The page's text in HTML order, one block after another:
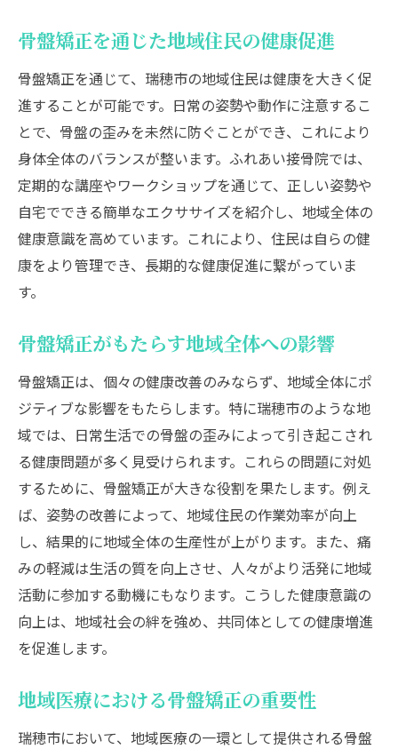
骨盤矯正を通じた地域住民の健康促進
骨盤矯正を通じて、瑞穂市の地域住民は健康を大きく促
進することが可能です。日常の姿勢や動作に注意するこ
とで、骨盤の歪みを未然に防ぐことができ、これにより
身体全体のバランスが整います。ふれあい接骨院では、
定期的な講座やワークショップを通じて、正しい姿勢や
自宅でできる簡単なエクササイズを紹介し、地域全体の
健康意識を高めています。これにより、住民は自らの健
康をより管理でき、長期的な健康促進に繋がっていま
す。
骨盤矯正がもたらす地域全体への影響
骨盤矯正は、個々の健康改善のみならず、地域全体にポ
ジティブな影響をもたらします。特に瑞穂市のような地
域では、日常生活での骨盤の歪みによって引き起こされ
る健康問題が多く見受けられます。これらの問題に対処
するために、骨盤矯正が大きな役割を果たします。例え
ば、姿勢の改善によって、地域住民の作業効率が向上
し、結果的に地域全体の生産性が上がります。また、痛
みの軽減は生活の質を向上させ、人々がより活発に地域
活動に参加する動機にもなります。こうした健康意識の
向上は、地域社会の絆を強め、共同体としての健康増進
を促進します。
地域医療における骨盤矯正の重要性
瑞穂市において、地域医療の一環として提供される骨盤